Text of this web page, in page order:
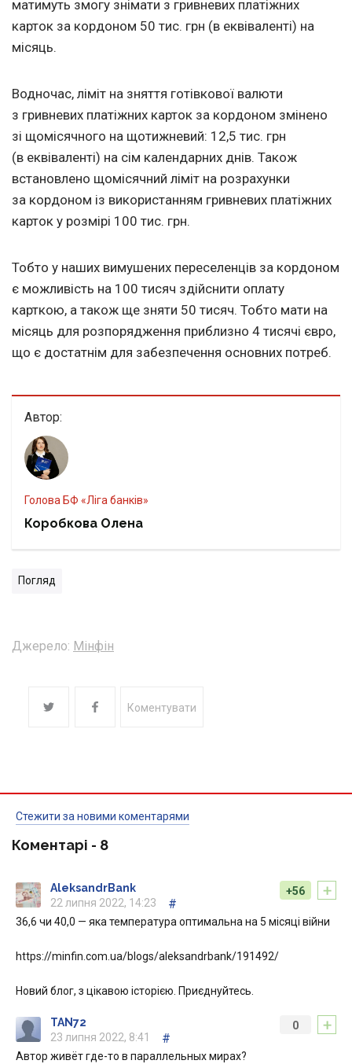
матимуть змогу знімати з гривневих платіжних
карток за кордоном 50 тис. грн (в еквіваленті) на
місяць.
Водночас, ліміт на зняття готівкової валюти
з гривневих платіжних карток за кордоном змінено
зі щомісячного на щотижневий: 12,5 тис. грн
(в еквіваленті) на сім календарних днів. Також
встановлено щомісячний ліміт на розрахунки
за кордоном із використанням гривневих платіжних
карток у розмірі 100 тис. грн.
Тобто у наших вимушених переселенців за кордоном
є можливість на 100 тисяч здійснити оплату
карткою, а також ще зняти 50 тисяч. Тобто мати на
місяць для розпорядження приблизно 4 тисячі євро,
що є достатнім для забезпечення основних потреб.
Автор:
Голова БФ «Ліга банків»
Коробкова Олена
Погляд
Джерело: Мінфін
Коментувати
Стежити за новими коментарями
Коментарі - 8
+
+56
AleksandrBank
22 липня 2022, 14:23
#
36,6 чи 40,0 — яка температура оптимальна на 5 місяці війни
https://minfin.com.ua/blogs/aleksandrbank/191492/
Новий блог, з цікавою історією. Приєднуйтесь.
+
0
TAN72
23 липня 2022, 8:41
#
Автор живёт где-то в параллельных мирах?